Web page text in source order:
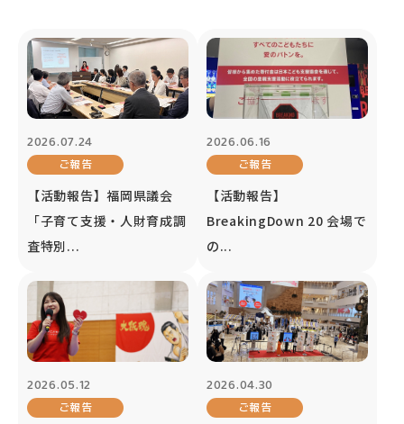
2026.07.24
ご報告
【活動報告】福岡県議会
「子育て支援・人財育成調
査特別...
2026.06.16
ご報告
【活動報告】
BreakingDown 20 会場で
の...
2026.05.12
ご報告
2026.04.30
ご報告